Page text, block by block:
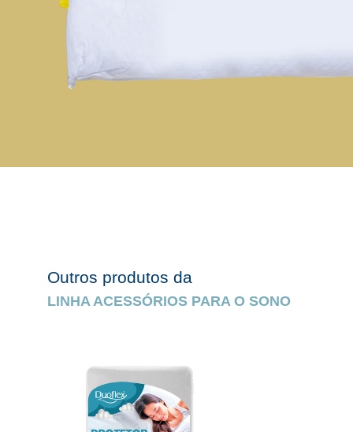
Outros produtos da
LINHA ACESSÓRIOS PARA O SONO